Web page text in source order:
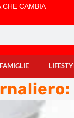
CHE CAMBIA
FAMIGLIE